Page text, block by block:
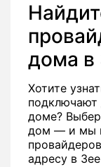
дома в
Хотите
доме?
дом — и мы
адресу в